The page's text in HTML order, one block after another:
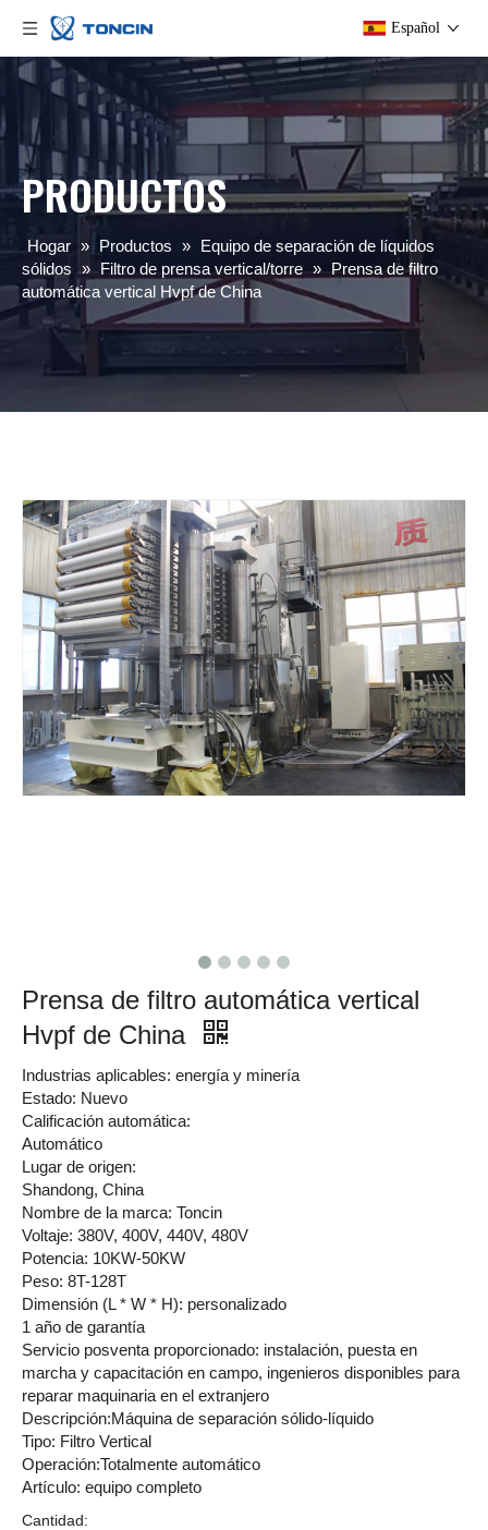
Español
PRODUCTOS
Hogar » Productos » Equipo de separación de líquidos
sólidos » Filtro de prensa vertical/torre » Prensa de filtro
automática vertical Hvpf de China
Prensa de filtro automática vertical
Hvpf de China
Industrias aplicables: energía y minería
Estado: Nuevo
Calificación automática:
Automático
Lugar de origen:
Shandong, China
Nombre de la marca: Toncin
Voltaje: 380V, 400V, 440V, 480V
Potencia: 10KW-50KW
Peso: 8T-128T
Dimensión (L * W * H): personalizado
1 año de garantía
Servicio posventa proporcionado: instalación, puesta en
marcha y capacitación en campo, ingenieros disponibles para
reparar maquinaria en el extranjero
Descripción:Máquina de separación sólido-líquido
Tipo: Filtro Vertical
Operación:Totalmente automático
Artículo: equipo completo
Cantidad: